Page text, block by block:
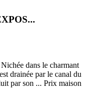
dans le charmant
drainée par le canal du
par son ... Prix maison